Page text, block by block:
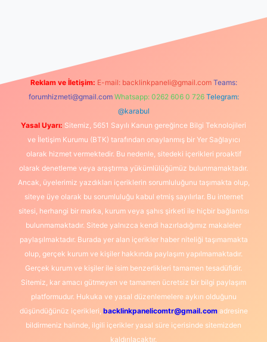
Reklam ve İletişim: E-mail: backlinkpaneli@gmail.com Teams:
forumhizmeti@gmail.com Whatsapp: 0262 606 0 726 Telegram:
@karabul
Yasal Uyarı: Sitemiz, 5651 Sayılı Kanun gereğince Bilgi Teknolojileri
ve İletişim Kurumu (BTK) tarafından onaylanmış bir Yer Sağlayıcı
olarak hizmet vermektedir. Bu nedenle, sitedeki içerikleri proaktif
olarak denetleme veya araştırma yükümlülüğümüz bulunmamaktadır.
Ancak, üyelerimiz yazdıkları içeriklerin sorumluluğunu taşımakta olup,
siteye üye olarak bu sorumluluğu kabul etmiş sayılırlar. Bu internet
sitesi, herhangi bir marka, kurum veya şahıs şirketi ile hiçbir bağlantısı
bulunmamaktadır. Sitede yalnızca kendi hazırladığımız makaleler
paylaşılmaktadır. Burada yer alan içerikler haber niteliği taşımamakta
olup, gerçek kurum ve kişiler hakkında paylaşım yapılmamaktadır.
Gerçek kurum ve kişiler ile isim benzerlikleri tamamen tesadüfidir.
Sitemiz, kar amacı gütmeyen ve tamamen ücretsiz bir bilgi paylaşım
platformudur. Hukuka ve yasal düzenlemelere aykırı olduğunu
düşündüğünüz içerikleri, backlinkpanelicomtr@gmail.comadresine
bildirmeniz halinde, ilgili içerikler yasal süre içerisinde sitemizden
kaldırılacaktır.